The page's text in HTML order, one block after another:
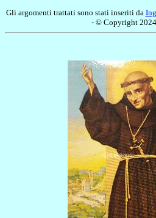
Gli argomenti trattati sono stati inseriti da
- © Copyright